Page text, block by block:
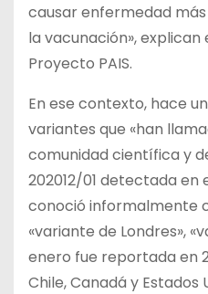
causar enfermedad
la vacunación»,
Proyecto PAIS.
En ese contexto, hace
variantes que «han
comunidad científica y
202012/01 detectada en
conoció informalmente
«variante de Londres»,
enero fue reportada en
Chile, Canadá y Estados